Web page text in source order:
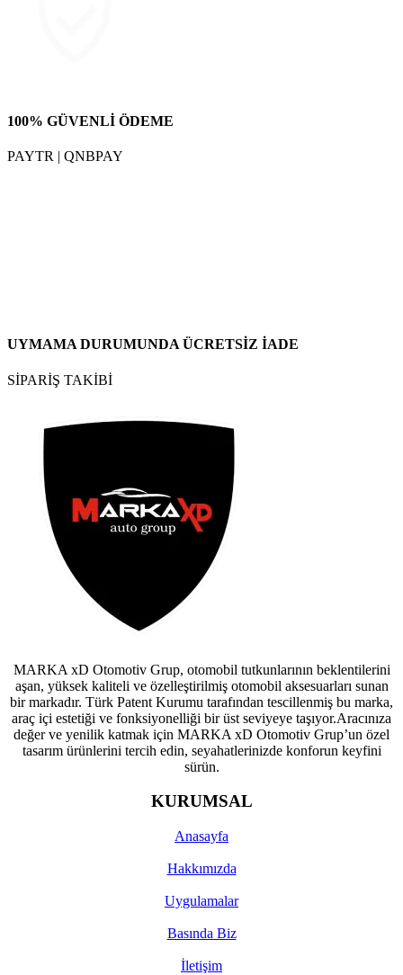
100% GÜVENLİ ÖDEME
PAYTR | QNBPAY
UYMAMA DURUMUNDA ÜCRETSİZ İADE
SİPARİŞ TAKİBİ
MARKA xD Otomotiv Grup, otomobil tutkunlarının beklentilerini
aşan, yüksek kaliteli ve özelleştirilmiş otomobil aksesuarları sunan
bir markadır. Türk Patent Kurumu tarafından tescillenmiş bu marka,
araç içi estetiği ve fonksiyonelliği bir üst seviyeye taşıyor.Aracınıza
değer ve yenilik katmak için MARKA xD Otomotiv Grup’un özel
tasarım ürünlerini tercih edin, seyahatlerinizde konforun keyfini
sürün.
KURUMSAL
Anasayfa
Hakkımızda
Uygulamalar
Basında Biz
İletişim